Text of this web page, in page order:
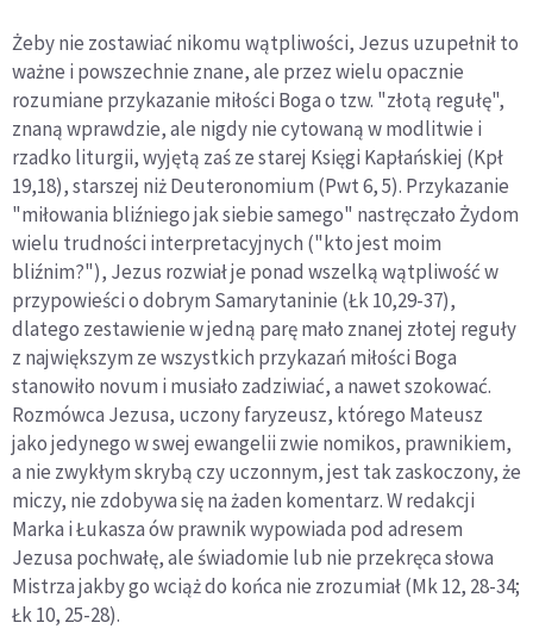
Żeby nie zostawiać nikomu wątpliwości, Jezus uzupełnił to
ważne i powszechnie znane, ale przez wielu opacznie
rozumiane przykazanie miłości Boga o tzw. "złotą regułę",
znaną wprawdzie, ale nigdy nie cytowaną w modlitwie i
rzadko liturgii, wyjętą zaś ze starej Księgi Kapłańskiej (Kpł
19,18), starszej niż Deuteronomium (Pwt 6, 5). Przykazanie
"miłowania bliźniego jak siebie samego" nastręczało Żydom
wielu trudności interpretacyjnych ("kto jest moim
bliźnim?"), Jezus rozwiał je ponad wszelką wątpliwość w
przypowieści o dobrym Samarytaninie (Łk 10,29-37),
dlatego zestawienie w jedną parę mało znanej złotej reguły
z największym ze wszystkich przykazań miłości Boga
stanowiło novum i musiało zadziwiać, a nawet szokować.
Rozmówca Jezusa, uczony faryzeusz, którego Mateusz
jako jedynego w swej ewangelii zwie nomikos, prawnikiem,
a nie zwykłym skrybą czy uczonnym, jest tak zaskoczony, że
miczy, nie zdobywa się na żaden komentarz. W redakcji
Marka i Łukasza ów prawnik wypowiada pod adresem
Jezusa pochwałę, ale świadomie lub nie przekręca słowa
Mistrza jakby go wciąż do końca nie zrozumiał (Mk 12, 28-34;
Łk 10, 25-28).